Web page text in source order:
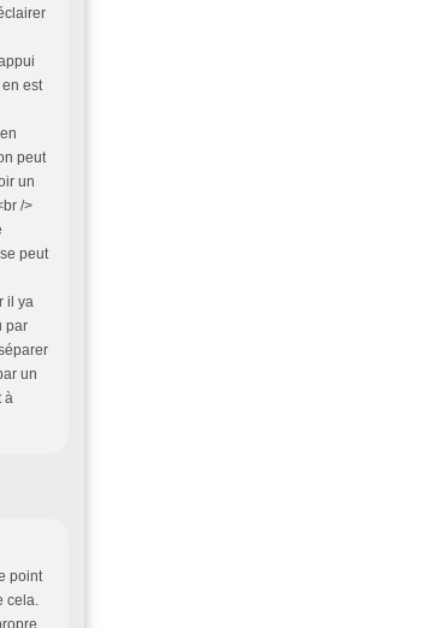
est
peut
un
/>
peut
il ya
par
un
à
point